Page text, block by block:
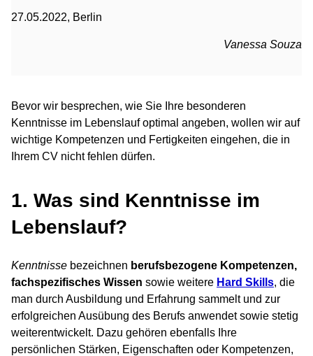
27.05.2022, Berlin
Vanessa Souza
Bevor wir besprechen, wie Sie Ihre besonderen
Kenntnisse im Lebenslauf optimal angeben, wollen wir auf
wichtige Kompetenzen und Fertigkeiten eingehen, die in
Ihrem CV nicht fehlen dürfen.
1. Was sind Kenntnisse im
Lebenslauf?
Kenntnisse bezeichnen berufsbezogene Kompetenzen,
fachspezifisches Wissen sowie weitere Hard Skills, die
man durch Ausbildung und Erfahrung sammelt und zur
erfolgreichen Ausübung des Berufs anwendet sowie stetig
weiterentwickelt. Dazu gehören ebenfalls Ihre
persönlichen Stärken, Eigenschaften oder Kompetenzen,